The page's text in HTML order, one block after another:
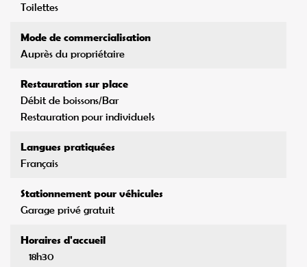
Toilettes
Mode de commercialisation
Auprès du propriétaire
Restauration sur place
Débit de boissons/Bar
Restauration pour individuels
Langues pratiquées
Français
Stationnement pour véhicules
Garage privé gratuit
Horaires d'accueil
18h30